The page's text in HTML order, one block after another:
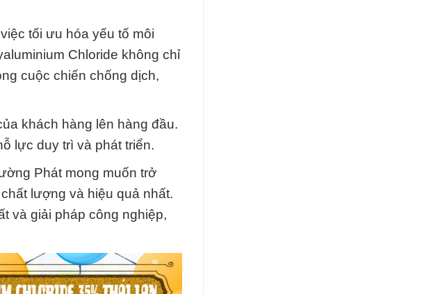
tối ưu hóa yếu tố môi
Chloride không chỉ
cuộc chiến chống dịch,
khách hàng lên hàng đầu.
lực duy trì và phát triển.
Phát mong muốn trở
lượng và hiệu quả nhất.
và giải pháp công nghiệp,